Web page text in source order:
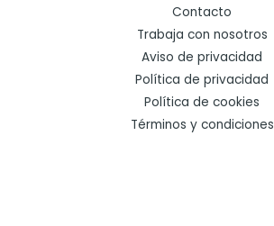
Contacto
Trabaja con nosotros
Aviso de privacidad
Política de privacidad
Política de cookies
Términos y condiciones